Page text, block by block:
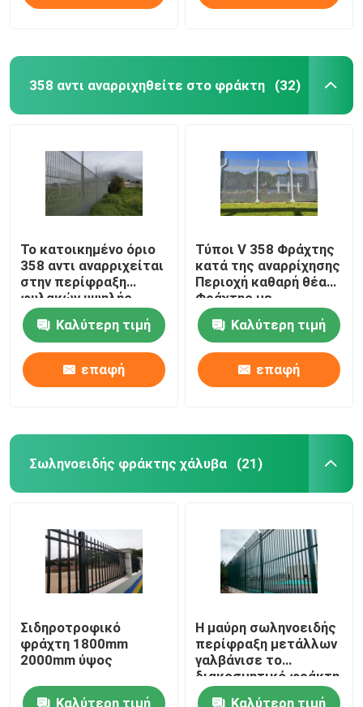
358 αντι αναρριχηθείτε στο φράκτη (32)
Το κατοικημένο όριο
358 αντι αναρριχείται
στην περίφραξη
φυλακών υψηλής
ασφαλείας φρακτών
Καλύτερη τιμή
επαφή
Τύποι V 358 Φράχτης
κατά της αναρρίχησης
Περιοχή καθαρή θέα
Φράχτης με
συρματόπλεγμα στην
κορυφήΚαλύτερη τιμή
επαφή
Σωληνοειδής φράκτης χάλυβα (21)
Σιδηροτροφικό
φράχτη 1800mm
2000mm ύψος
Καλύτερη τιμή
Η μαύρη σωληνοειδής
περίφραξη μετάλλων
γαλβάνισε το
διακοσμητικό φράκτη
χάλυβα
Καλύτερη τιμή